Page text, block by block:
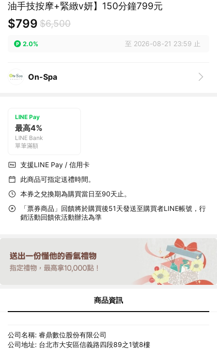
油手技按摩+緊緻v妍】150分鐘799元
$799 $6,500
2.0% 至 2026-08-21 23:59 止
On-Spa
LINE Pay
最高4%
LINE Bank
單筆滿額
支援LINE Pay / 信用卡
此商品可指定送禮時間。
本券之兌換期為購買當日至90天止。
「票券商品」回饋將於購買後51天發送至購買者LINE帳號，行
銷活動回饋依活動辦法為準
商品資訊
公司名稱: 睿鼎數位股份有限公司
公司地址: 台北市大安區信義路四段89之1號8樓